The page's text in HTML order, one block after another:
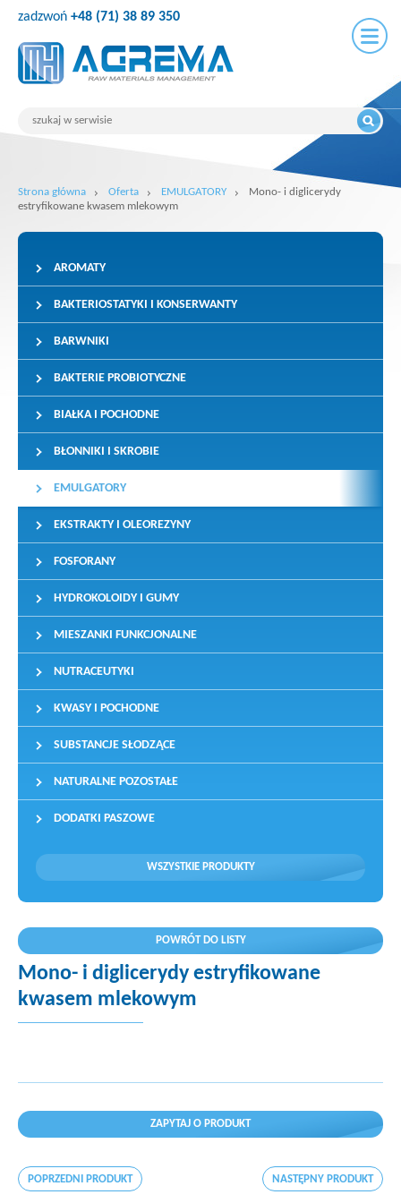
zadzwoń +48 (71) 38 89 350
Strona główna Oferta EMULGATORY
Mono- i diglicerydy
estryfikowane kwasem mlekowym
AROMATY
BAKTERIOSTATYKI I KONSERWANTY
BARWNIKI
BAKTERIE PROBIOTYCZNE
BIAŁKA I POCHODNE
BŁONNIKI I SKROBIE
EMULGATORY
EKSTRAKTY I OLEOREZYNY
FOSFORANY
HYDROKOLOIDY I GUMY
MIESZANKI FUNKCJONALNE
NUTRACEUTYKI
KWASY I POCHODNE
SUBSTANCJE SŁODZĄCE
NATURALNE POZOSTAŁE
DODATKI PASZOWE
WSZYSTKIE PRODUKTY
POWRÓT DO LISTY
Mono- i diglicerydy estryfikowane
kwasem mlekowym
ZAPYTAJ O PRODUKT
POPRZEDNI PRODUKT NASTĘPNY PRODUKT